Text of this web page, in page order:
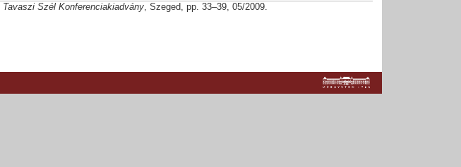
Tavaszi Szél Konferenciakiadvány, Szeged, pp. 33–39, 05/2009.